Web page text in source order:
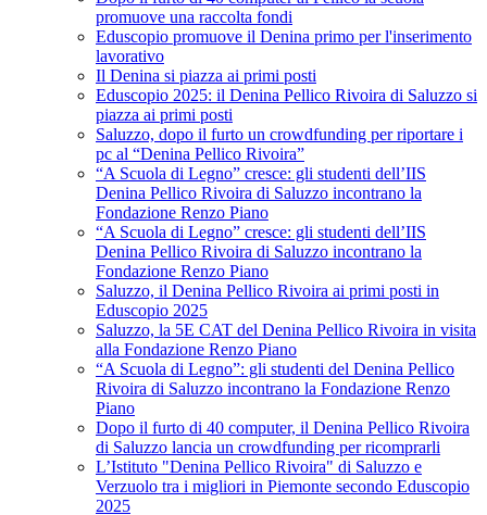
promuove una raccolta fondi
Eduscopio promuove il Denina primo per l'inserimento
lavorativo
Il Denina si piazza ai primi posti
Eduscopio 2025: il Denina Pellico Rivoira di Saluzzo si
piazza ai primi posti
Saluzzo, dopo il furto un crowdfunding per riportare i
pc al “Denina Pellico Rivoira”
“A Scuola di Legno” cresce: gli studenti dell’IIS
Denina Pellico Rivoira di Saluzzo incontrano la
Fondazione Renzo Piano
“A Scuola di Legno” cresce: gli studenti dell’IIS
Denina Pellico Rivoira di Saluzzo incontrano la
Fondazione Renzo Piano
Saluzzo, il Denina Pellico Rivoira ai primi posti in
Eduscopio 2025
Saluzzo, la 5E CAT del Denina Pellico Rivoira in visita
alla Fondazione Renzo Piano
“A Scuola di Legno”: gli studenti del Denina Pellico
Rivoira di Saluzzo incontrano la Fondazione Renzo
Piano
Dopo il furto di 40 computer, il Denina Pellico Rivoira
di Saluzzo lancia un crowdfunding per ricomprarli
L’Istituto "Denina Pellico Rivoira" di Saluzzo e
Verzuolo tra i migliori in Piemonte secondo Eduscopio
2025